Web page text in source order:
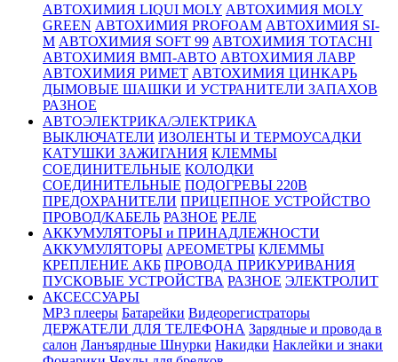
АВТОХИМИЯ LIQUI MOLY АВТОХИМИЯ MOLY
GREEN АВТОХИМИЯ PROFOAM АВТОХИМИЯ SI-
M АВТОХИМИЯ SOFT 99 АВТОХИМИЯ TOTACHI
АВТОХИМИЯ ВМП-АВТО АВТОХИМИЯ ЛАВР
АВТОХИМИЯ РИМЕТ АВТОХИМИЯ ЦИНКАРЬ
ДЫМОВЫЕ ШАШКИ И УСТРАНИТЕЛИ ЗАПАХОВ
РАЗНОЕ
АВТОЭЛЕКТРИКА/ЭЛЕКТРИКА
ВЫКЛЮЧАТЕЛИ ИЗОЛЕНТЫ И ТЕРМОУСАДКИ
КАТУШКИ ЗАЖИГАНИЯ КЛЕММЫ
СОЕДИНИТЕЛЬНЫЕ КОЛОДКИ
СОЕДИНИТЕЛЬНЫЕ ПОДОГРЕВЫ 220В
ПРЕДОХРАНИТЕЛИ ПРИЦЕПНОЕ УСТРОЙСТВО
ПРОВОД/КАБЕЛЬ РАЗНОЕ РЕЛЕ
АККУМУЛЯТОРЫ и ПРИНАДЛЕЖНОСТИ
АККУМУЛЯТОРЫ АРЕОМЕТРЫ КЛЕММЫ
КРЕПЛЕНИЕ АКБ ПРОВОДА ПРИКУРИВАНИЯ
ПУСКОВЫЕ УСТРОЙСТВА РАЗНОЕ ЭЛЕКТРОЛИТ
АКСЕССУАРЫ
MP3 плееры Батарейки Видеорегистраторы
ДЕРЖАТЕЛИ ДЛЯ ТЕЛЕФОНА Зарядные и провода в
салон Ланъярдные Шнурки Накидки Наклейки и знаки